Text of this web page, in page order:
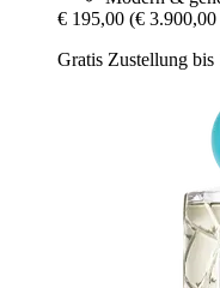
€ 195,00 (€
Gratis Zustellung bis